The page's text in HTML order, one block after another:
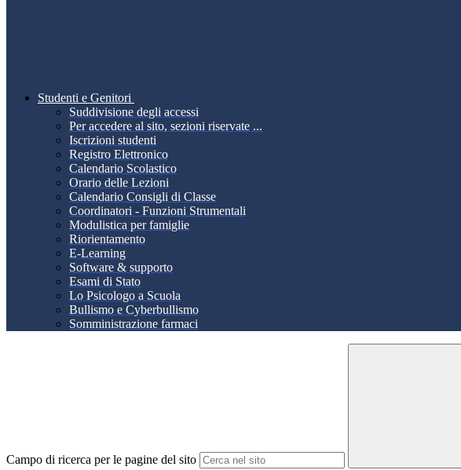
Studenti e Genitori
Suddivisione degli accessi
Per accedere al sito, sezioni riservate ...
Iscrizioni studenti
Registro Elettronico
Calendario Scolastico
Orario delle Lezioni
Calendario Consigli di Classe
Coordinatori - Funzioni Strumentali
Modulistica per famiglie
Riorientamento
E-Learning
Software & supporto
Esami di Stato
Lo Psicologo a Scuola
Bullismo e Cyberbullismo
Somministrazione farmaci
Campo di ricerca per le pagine del sito